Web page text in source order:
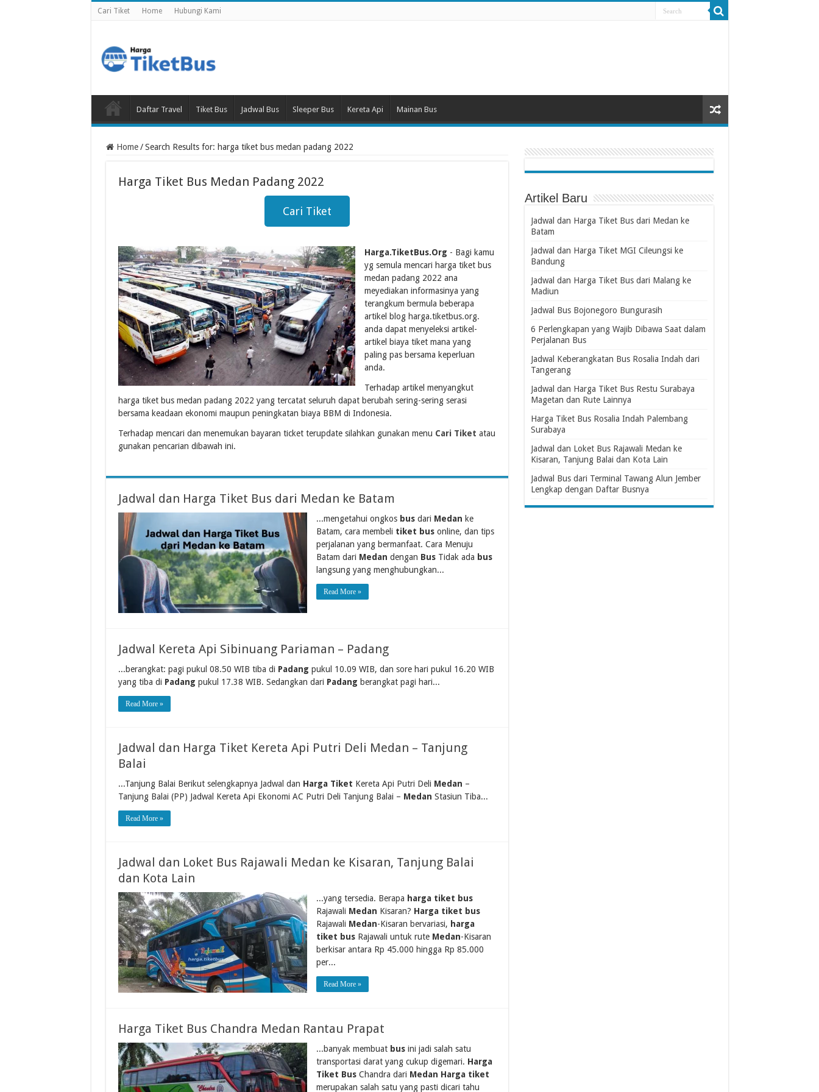
Cari Tiket Home Hubungi Kami
Daftar Travel Tiket Bus Jadwal Bus Sleeper Bus Kereta Api Mainan Bus
Home / Search Results for: harga tiket bus medan padang 2022
Harga Tiket Bus Medan Padang 2022
Cari Tiket
Harga.TiketBus.Org - Bagi kamu
yg semula mencari harga tiket bus
medan padang 2022 ana
meyediakan informasinya yang
terangkum bermula beberapa
artikel blog harga.tiketbus.org.
anda dapat menyeleksi artikel-
artikel biaya tiket mana yang
paling pas bersama keperluan
anda.
Terhadap artikel menyangkut
harga tiket bus medan padang 2022 yang tercatat seluruh dapat berubah sering-sering serasi
bersama keadaan ekonomi maupun peningkatan biaya BBM di Indonesia.
Terhadap mencari dan menemukan bayaran ticket terupdate silahkan gunakan menu Cari Tiket atau
gunakan pencarian dibawah ini.
Jadwal dan Harga Tiket Bus dari Medan ke Batam
...mengetahui ongkos busdari Medan ke
Batam, cara membeli tiket busonline, dan tips
perjalanan yang bermanfaat. Cara Menuju
Batam dari Medan dengan BusTidak ada bus
langsung yang menghubungkan...
Read More »
Jadwal Kereta Api Sibinuang Pariaman – Padang
...berangkat: pagi pukul 08.50 WIB tiba di Padang pukul 10.09 WIB, dan sore hari pukul 16.20 WIB
yang tiba di Padang pukul 17.38 WIB. Sedangkan dari Padang berangkat pagi hari...
Read More »
Jadwal dan Harga Tiket Kereta Api Putri Deli Medan – Tanjung
Balai
...Tanjung Balai Berikut selengkapnya Jadwal dan Harga Tiket Kereta Api Putri Deli Medan –
Tanjung Balai (PP) Jadwal Kereta Api Ekonomi AC Putri Deli Tanjung Balai – Medan Stasiun Tiba...
Read More »
Jadwal dan Loket Bus Rajawali Medan ke Kisaran, Tanjung Balai
dan Kota Lain
...yang tersedia. Berapa harga tiket bus
Rajawali Medan Kisaran? Harga tiket bus
Rajawali Medan-Kisaran bervariasi, harga
tiket busRajawali untuk rute Medan-Kisaran
berkisar antara Rp 45.000 hingga Rp 85.000
per...
Read More »
Harga Tiket Bus Chandra Medan Rantau Prapat
...banyak membuat busini jadi salah satu
transportasi darat yang cukup digemari. Harga
Tiket BusChandra dari Medan Harga tiket
merupakan salah satu yang pasti dicari tahu
Artikel Baru
Jadwal dan Harga Tiket Bus dari Medan ke
Batam
Jadwal dan Harga Tiket MGI Cileungsi ke
Bandung
Jadwal dan Harga Tiket Bus dari Malang ke
Madiun
Jadwal Bus Bojonegoro Bungurasih
6 Perlengkapan yang Wajib Dibawa Saat dalam
Perjalanan Bus
Jadwal Keberangkatan Bus Rosalia Indah dari
Tangerang
Jadwal dan Harga Tiket Bus Restu Surabaya
Magetan dan Rute Lainnya
Harga Tiket Bus Rosalia Indah Palembang
Surabaya
Jadwal dan Loket Bus Rajawali Medan ke
Kisaran, Tanjung Balai dan Kota Lain
Jadwal Bus dari Terminal Tawang Alun Jember
Lengkap dengan Daftar Busnya